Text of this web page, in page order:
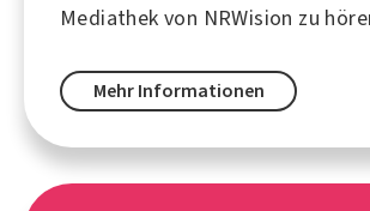
Mediathek von NRWision zu
Mehr Informationen